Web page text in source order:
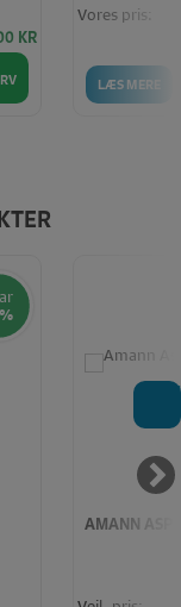
KR
LÆS MERE
Vores pris:
AMANN